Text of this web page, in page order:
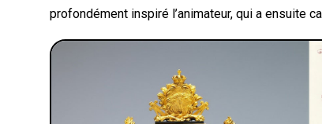
profondément inspiré l’animateur, qui a ensuite